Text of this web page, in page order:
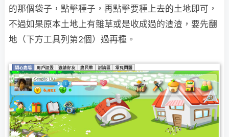
的那個袋子，點擊種子，再點擊要種上去的土地即可，
不過如果原本土地上有雜草或是收成過的渣渣，要先翻
地（下方工具列第2個）過再種。